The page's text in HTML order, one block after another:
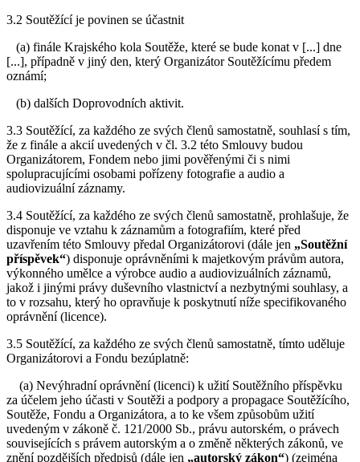
3.2 Soutěžící je povinen se účastnit
(a) finále Krajského kola Soutěže, které se bude konat v [...] dne
[...], případně v jiný den, který Organizátor Soutěžícímu předem
oznámí;
(b) dalších Doprovodních aktivit.
3.3 Soutěžící, za každého ze svých členů samostatně, souhlasí s tím,
že z finále a akcií uvedených v čl. 3.2 této Smlouvy budou
Organizátorem, Fondem nebo jimi pověřenými či s nimi
spolupracujícími osobami pořízeny fotografie a audio a
audiovizuální záznamy.
3.4 Soutěžící, za každého ze svých členů samostatně, prohlašuje, že
disponuje ve vztahu k záznamům a fotografiím, které před
uzavřením této Smlouvy předal Organizátorovi (dále jen „Soutěžní
příspěvek“) disponuje oprávněními k majetkovým právům autora,
výkonného umělce a výrobce audio a audiovizuálních záznamů,
jakož i jinými právy duševního vlastnictví a nezbytnými souhlasy, a
to v rozsahu, který ho opravňuje k poskytnutí níže specifikovaného
oprávnění (licence).
3.5 Soutěžící, za každého ze svých členů samostatně, tímto uděluje
Organizátorovi a Fondu bezúplatně:
(a) Nevýhradní oprávnění (licenci) k užití Soutěžního příspěvku
za účelem jeho účasti v Soutěži a podpory a propagace Soutěžícího,
Soutěže, Fondu a Organizátora, a to ke všem způsobům užití
uvedeným v zákoně č. 121/2000 Sb., právu autorském, o právech
souvisejících s právem autorským a o změně některých zákonů, ve
znění pozdějších předpisů (dále jen „autorský zákon“) (zejména